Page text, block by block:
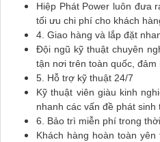
Hiệp Phát Power luôn đưa
tối ưu chi phí cho khách
4. Giao hàng và lắp đặt
Đội ngũ kỹ thuật chuyên
tận nơi trên toàn quốc,
5. Hỗ trợ kỹ thuật 24/7
Kỹ thuật viên giàu kinh
nhanh các vấn đề phát
6. Bảo trì miễn phí trong
Khách hàng hoàn toàn